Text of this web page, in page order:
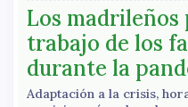
Los
trabajo de los
durante la
Adaptación a la crisis,